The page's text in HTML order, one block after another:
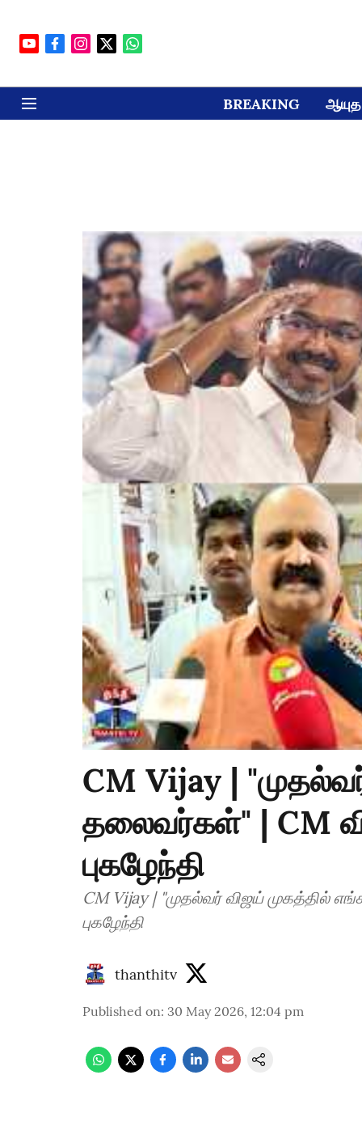
BREAKING ஆயுத
CM Vijay |
தலைவர்கள்" | CM
புகழேந்தி
CM Vijay | "முதல்வர் விஜய் முகத்தில்
புகழேந்தி
thanthitv
Published on: 30 May 2026, 12:04 pm